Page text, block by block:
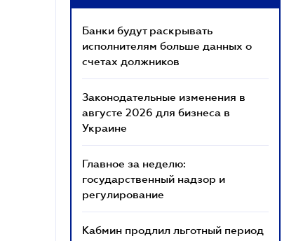
Банки будут раскрывать
исполнителям больше данных о
счетах должников
Законодательные изменения в
августе 2026 для бизнеса в
Украине
Главное за неделю:
государственный надзор и
регулирование
Кабмин продлил льготный период